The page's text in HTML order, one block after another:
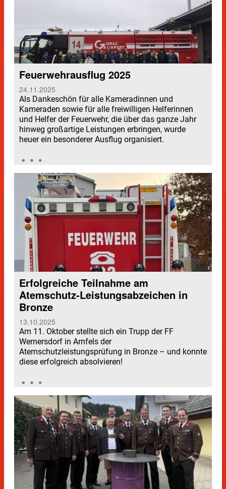
Feuerwehrausflug 2025
24.11.2025
Als Dankeschön für alle Kameradinnen und
Kameraden sowie für alle freiwilligen Helferinnen
und Helfer der Feuerwehr, die über das ganze Jahr
hinweg großartige Leistungen erbringen, wurde
heuer ein besonderer Ausflug organisiert.
Erfolgreiche Teilnahme am
Atemschutz-Leistungsabzeichen in
Bronze
13.10.2025
Am 11. Oktober stellte sich ein Trupp der FF
Wernersdorf in Arnfels der
Atemschutzleistungsprüfung in Bronze – und konnte
diese erfolgreich absolvieren!